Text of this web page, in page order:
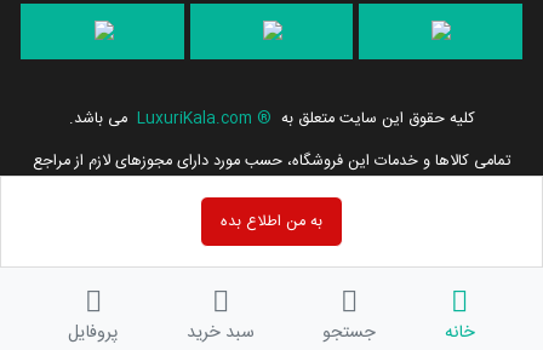
به من اطلاع بده
کلیه حقوق این سایت متعلق به ®
LuxuriKala.com می باشد.
تمامی كالاها و خدمات این فروشگاه، حسب مورد دارای مجوزهای لازم از مراجع
مربوطه می باشند و فعالیت های این سایت تابع قوانین و مقررات جمهوری
خانه جستجو سبد خرید پروفایل